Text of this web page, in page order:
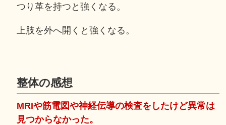
つり革を持つと強くなる。
上肢を外へ開くと強くなる。
整体の感想
MRIや筋電図や神経伝導の検査をしたけど異常は
見つからなかった。